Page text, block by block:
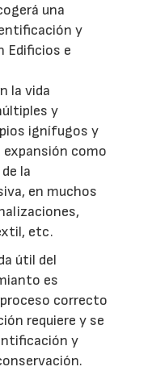
una
y
Edificios e
la vida
y
ignífugos y
como
la
en muchos
etc.
útil del
es
correcto
requiere y se
y